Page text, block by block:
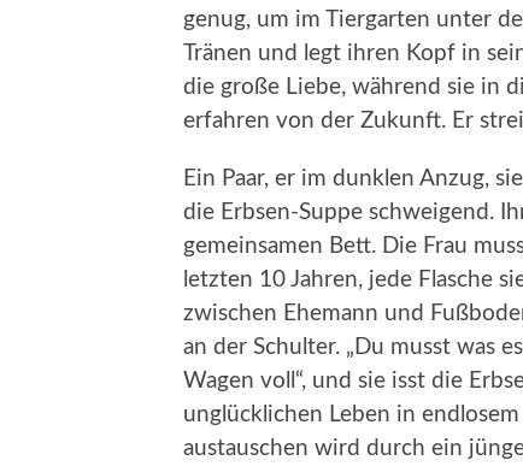
genug, um im Tiergarten unter
Tränen und legt ihren Kopf in
die große Liebe, während sie in
erfahren von der Zukunft. Er
Ein Paar, er im dunklen Anzug,
die Erbsen-Suppe schweigend.
gemeinsamen Bett. Die Frau
letzten 10 Jahren, jede Flasche
zwischen Ehemann und
an der Schulter. „Du musst was
Wagen voll“, und sie isst die
unglücklichen Leben in
austauschen wird durch ein